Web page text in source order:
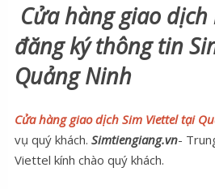
Cửa hàng giao
đăng ký thông tin
Quảng Ninh
Cửa hàng giao dịch Sim Viettel tại
vụ quý khách. Simtiengiang.vn-
Viettel kính chào quý khách.